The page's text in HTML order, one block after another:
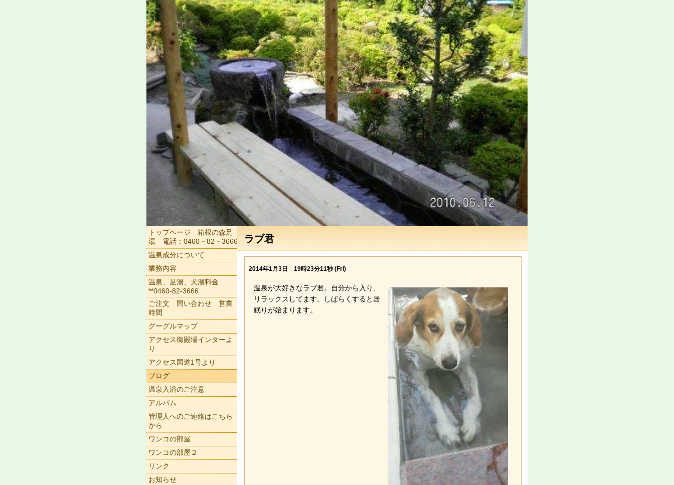
ラブ君
2014年1月3日 19時23分11秒 (Fri)
温泉が大好きなラブ君。自分から入り、
リラックスしてます。しばらくすると居
眠りが始まります。
トップページ 箱根の森足
湯 電話：0460－82－3666
温泉成分について
業務内容
温泉、足湯、犬湯料金
**0460-82-3666
ご注文 問い合わせ 営業
時間
グーグルマップ
アクセス御殿場インターよ
り
アクセス国道1号より
ブログ
温泉入浴のご注意
アルバム
管理人へのご連絡はこちら
から
ワンコの部屋
ワンコの部屋２
リンク
お知らせ